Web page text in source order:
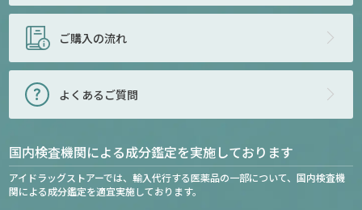
ご購入の流れ
よくあるご質問
国内検査機関による成分鑑定を実施しております
アイドラッグストアーでは、輸入代行する医薬品の一部について、国内検査機
関による成分鑑定を適宜実施しております。